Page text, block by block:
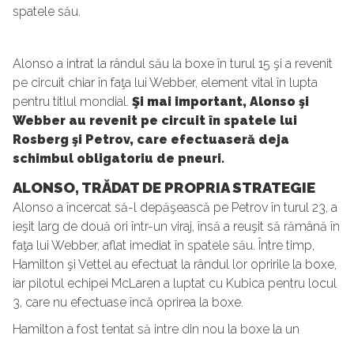
spatele său.
Alonso a intrat la rândul său la boxe în turul 15 şi a revenit
pe circuit chiar în faţa lui Webber, element vital în lupta
pentru titlul mondial. Şi mai important, Alonso şi
Webber au revenit pe circuit în spatele lui
Rosberg şi Petrov, care efectuaseră deja
schimbul obligatoriu de pneuri.
ALONSO, TRĂDAT DE PROPRIA STRATEGIE
Alonso a încercat să-l depăşească pe Petrov în turul 23, a
ieşit larg de două ori într-un viraj, însă a reuşit să rămână în
faţa lui Webber, aflat imediat în spatele său. Între timp,
Hamilton şi Vettel au efectuat la rândul lor opririle la boxe,
iar pilotul echipei McLaren a luptat cu Kubica pentru locul
3, care nu efectuase încă oprirea la boxe.
Hamilton a fost tentat să intre din nou la boxe la un